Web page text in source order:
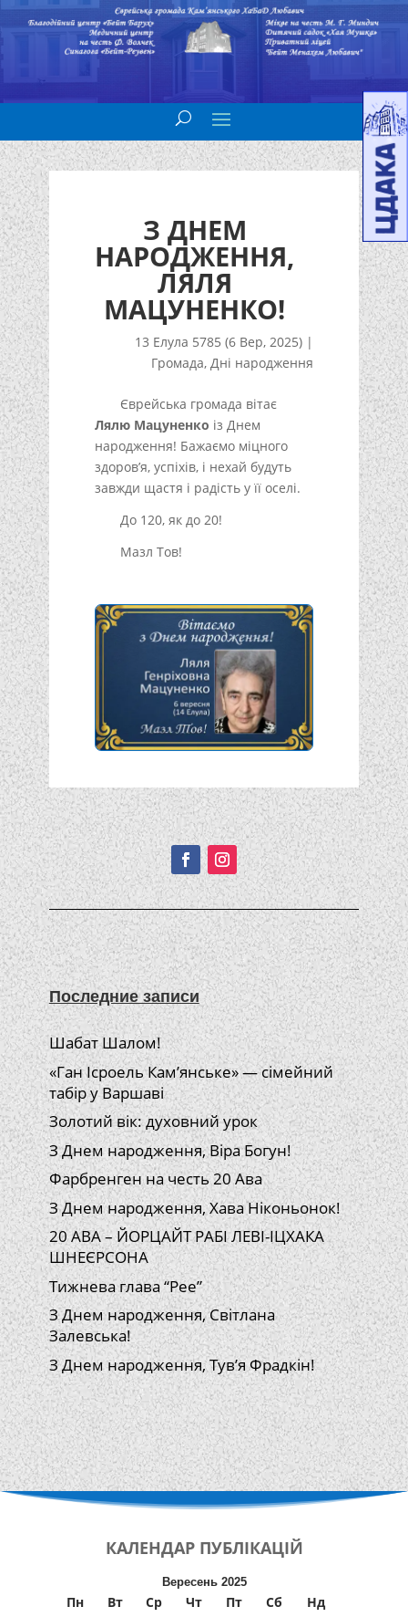
З ДНЕМ
НАРОДЖЕННЯ,
ЛЯЛЯ
МАЦУНЕНКО!
13 Елула 5785 (6 Вер, 2025) |
Громада,Дні народження
Єврейська громада вітає
Лялю Мацуненко із Днем
народження! Бажаємо міцного
здоров’я, успіхів, і нехай будуть
завжди щастя і радість у її оселі.
До 120, як до 20!
Мазл Тов!
Подписывайтесь!
Последние записи
Шабат Шалом!
«Ган Ісроель Кам’янське» — сімейний
табір у Варшаві
Золотий вік: духовний урок
З Днем народження, Віра Богун!
Фарбренген на честь 20 Ава
З Днем народження, Хава Ніконьонок!
20 АВА – ЙОРЦАЙТ РАБІ ЛЕВІ-ІЦХАКА
ШНЕЄРСОНА
Тижнева глава “Рее”
З Днем народження, Світлана
Залевська!
З Днем народження, Тув’я Фрадкін!
КАЛЕНДАР ПУБЛІКАЦІЙ
Вересень 2025
Пн Вт Ср Чт Пт Сб
Нд